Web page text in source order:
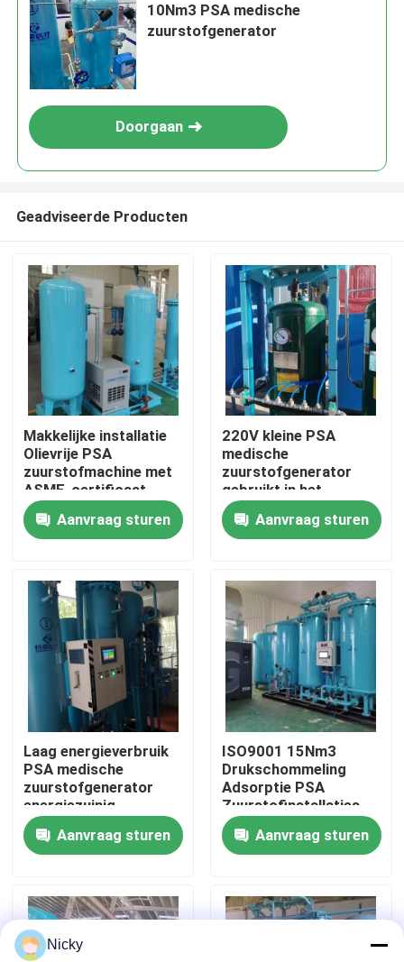
Thuis
Producten
Fabriekstocht
Kwaliteitscontrole
Neem contact met ons op
Nieuws
Vraag een offerte
PSA stikstofgasgeneratoren
De Generator van de hoge Zuiverheidsstikstof
10Nm3 PSA medische
zuurstofgenerator
Doorgaan
Geadviseerde Producten
Makkelijke installatie
Olievrije PSA
zuurstofmachine met
ASME-certificaat
Aanvraag sturen
220V kleine PSA
medische
zuurstofgenerator
gebruikt in het
ziekenhuis 60Nm3/Hr
Aanvraag sturen
Laag energieverbruik
PSA medische
zuurstofgenerator
energiezuinig
Aanvraag sturen
ISO9001 15Nm3
Drukschommeling
Adsorptie PSA
Zuurstofinstallaties
Lage onderhoud
Aanvraag sturen
Nicky